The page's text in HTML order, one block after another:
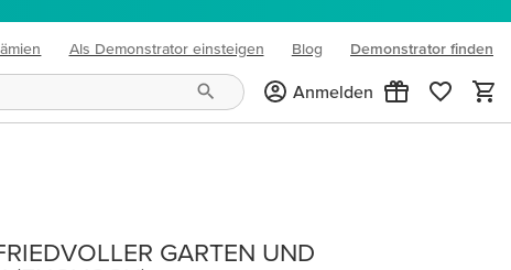
Als Demonstrator einsteigen Blog
(opens in new tab)
Demonstrator finden
Anmelden
GARTEN UND